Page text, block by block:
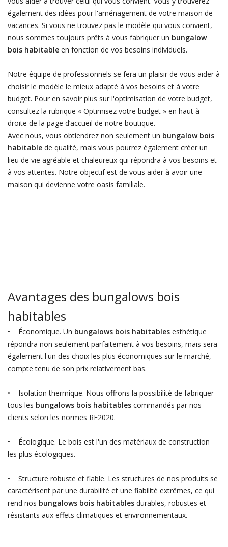
également des idées pour l'aménagement de votre maison de
vacances. Si vous ne trouvez pas le modèle qui vous convient,
nous sommes toujours prêts à vous fabriquer un bungalow
bois habitableen fonction de vos besoins individuels.
Notre équipe de professionnels se fera un plaisir de vous aider à
choisir le modèle le mieux adapté à vos besoins et à votre
budget. Pour en savoir plus sur l'optimisation de votre budget,
consultez la rubrique « Optimisez votre budget » en haut à
droite de la page d’accueil de notre boutique.
Avec nous, vous obtiendrez non seulement un bungalow bois
habitablede qualité, mais vous pourrez également créer un
lieu de vie agréable et chaleureux qui répondra à vos besoins et
à vos attentes. Notre objectif est de vous aider à avoir une
maison qui devienne votre oasis familiale.
Avantages des bungalows bois
habitables
• Économique. Un bungalows bois habitablesesthétique
répondra non seulement parfaitement à vos besoins, mais sera
également l'un des choix les plus économiques sur le marché,
compte tenu de son prix relativement bas.
• Isolation thermique. Nous offrons la possibilité de fabriquer
tous les bungalows bois habitablescommandés par nos
clients selon les normes RE2020.
• Écologique. Le bois est l'un des matériaux de construction
les plus écologiques.
• Structure robuste et fiable. Les structures de nos produits se
caractérisent par une durabilité et une fiabilité extrêmes, ce qui
rend nos bungalows bois habitablesdurables, robustes et
résistants aux effets climatiques et environnementaux.